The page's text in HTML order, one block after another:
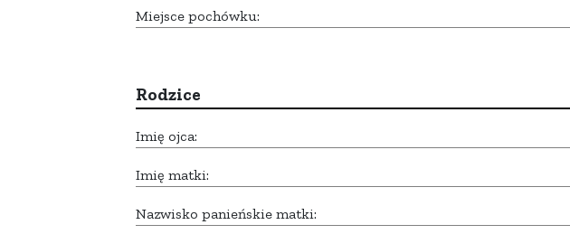
Miejsce pochówku:
Rodzice
Imię ojca:
Imię matki:
Nazwisko panieńskie matki: